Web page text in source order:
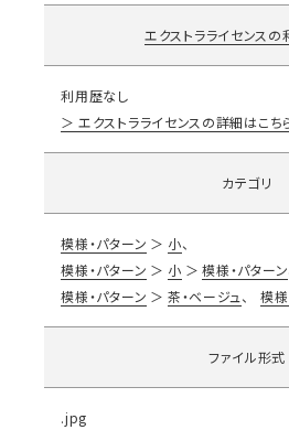
エクストラライセンスの
利用歴なし
エクストラライセンスの詳細はこち
カテゴリ
模様・パターン
小
模様・パターン
小
模様・パターン
模様・パターン
茶・ベージュ 模様
ファイル形式
.jpg